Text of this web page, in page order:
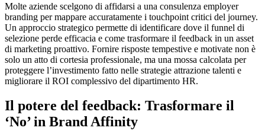
Molte aziende scelgono di affidarsi a una consulenza employer
branding per mappare accuratamente i touchpoint critici del journey.
Un approccio strategico permette di identificare dove il funnel di
selezione perde efficacia e come trasformare il feedback in un asset
di marketing proattivo. Fornire risposte tempestive e motivate non è
solo un atto di cortesia professionale, ma una mossa calcolata per
proteggere l’investimento fatto nelle strategie attrazione talenti e
migliorare il ROI complessivo del dipartimento HR.
Il potere del feedback: Trasformare il
‘No’ in Brand Affinity